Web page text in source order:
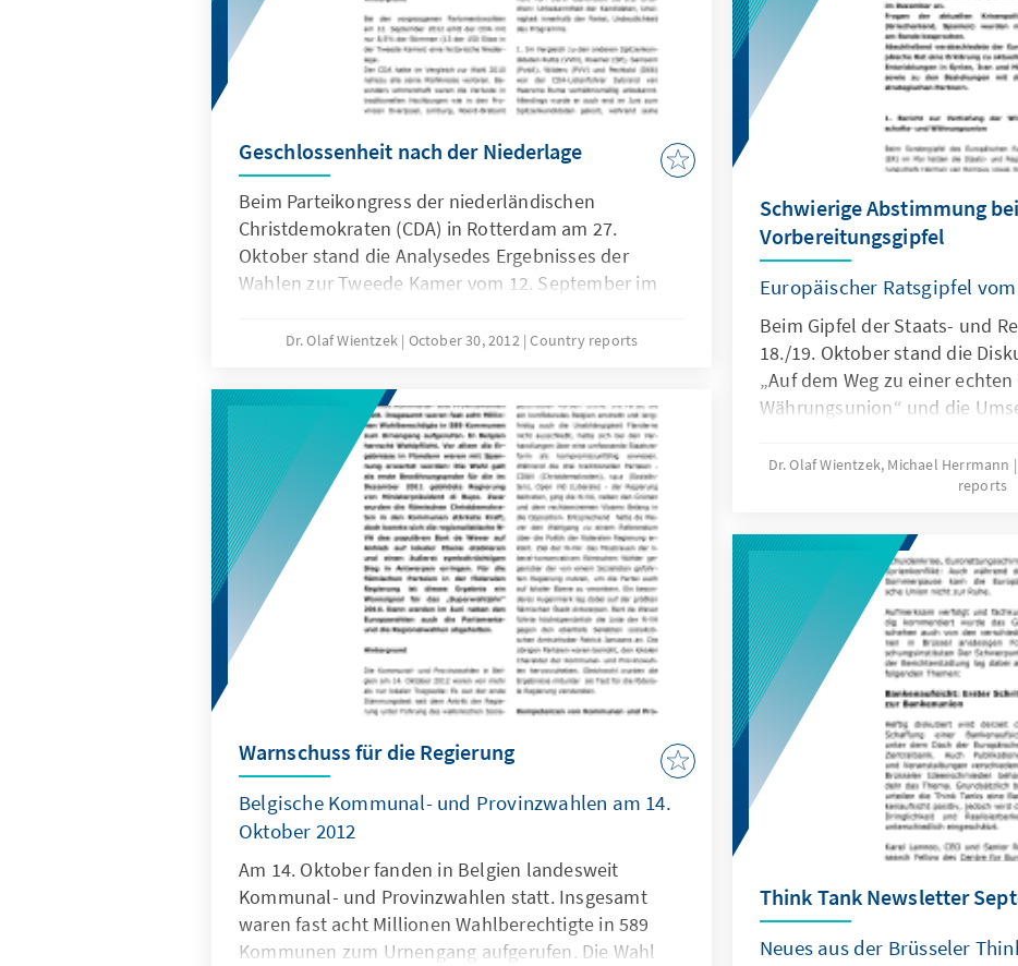
Geschlossenheit nach der Niederlage
Beim Parteikongress der niederländischen
Christdemokraten (CDA) in Rotterdam am 27.
Oktober stand die Analysedes Ergebnisses der
Wahlen zur Tweede Kamer vom 12. September im
CDA die zweite schwere Wahlniederlage innerhalb
beim Parteikongress ein Bild der Geschlossenheit zu
vermitteln, die Auseinandersetzungen der
Vergangenheit hinter sich zu lassen und den Blick in
die Zukunft zu richten.
Dr. Olaf Wientzek October 30, 2012 Country reports
Schwierige Abstimmung
Vorbereitungsgipfel
Europäischer Ratsgipfel
Beim Gipfel der Staats- und
18./19. Oktober stand die
„Auf dem Weg zu einer
Währungsunion“ und die
Debatte konzentrierte sich
Schaffung einer europäischen
Dr. Olaf Wientzek, Michael Herrmann
reports
Warnschuss für die Regierung
Belgische Kommunal- und Provinzwahlen am 14.
Oktober 2012
Am 14. Oktober fanden in Belgien landesweit
Kommunal- und Provinzwahlen statt. Insgesamt
waren fast acht Millionen Wahlberechtigte in 589
Kommunen zum Urnengang aufgerufen. Die Wahl
Think Tank Newsletter
Neues aus der Brüsseler